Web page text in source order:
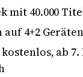
mit 40.000
auf 4+2 Geräten
ab